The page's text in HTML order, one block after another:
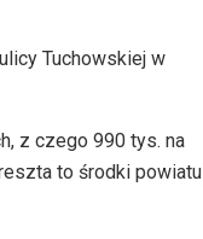
Tuchowskiej w
z czego 990 tys. na
to środki powiatu